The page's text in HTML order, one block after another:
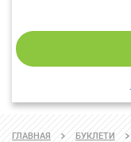
ГЛАВНАЯ БУКЛЕТИ